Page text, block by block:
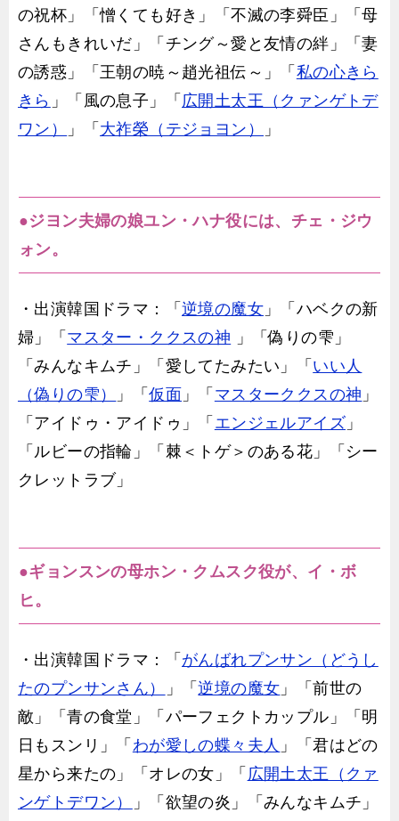
の祝杯」「憎くても好き」「不滅の李舜臣」「母
さんもきれいだ」「チング～愛と友情の絆」「妻
の誘惑」「王朝の暁～趙光祖伝～」「 私の心きら
きら 」「風の息子」「 広開土太王（クァンゲトデ
ワン）
」「 大祚榮（テジョヨン） 」
●ジヨン夫婦の娘ユン・ハナ役には、チェ・ジウ
ォン。
・出演韓国ドラマ：「 逆境の魔女 」「ハベクの新
婦」「 マスター・ククスの神 」「偽りの雫」
「みんなキムチ」「愛してたみたい」「 いい人
（偽りの雫）
」「仮面 」「 マスターククスの神 」
「アイドゥ・アイドゥ」「 エンジェルアイズ 」
「ルビーの指輪」「棘＜トゲ＞のある花」「シー
クレットラブ」
●ギョンスンの母ホン・クムスク役が、イ・ボ
ヒ。
・出演韓国ドラマ：「 がんばれプンサン（どうし
たのプンサンさん）
」「逆境の魔女 」「前世の
敵」「青の食堂」「パーフェクトカップル」「明
日もスンリ」「 わが愛しの蝶々夫人 」「君はどの
星から来たの」「オレの女」「 広開土太王（クァ
ンゲトデワン）
」「欲望の炎」「みんなキムチ」